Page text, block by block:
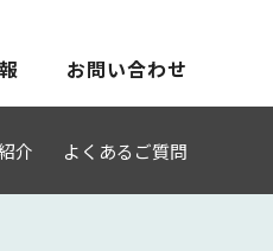
お問い合わせ
介 よくあるご質問